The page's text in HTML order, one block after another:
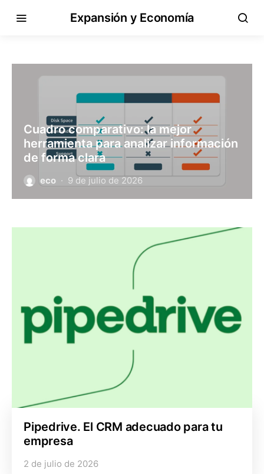
Expansión y Economía
Cuadro comparativo: la mejor
herramienta para analizar información
de forma clara
eco 9 de julio de 2026
Pipedrive. El CRM adecuado para tu
empresa
2 de julio de 2026